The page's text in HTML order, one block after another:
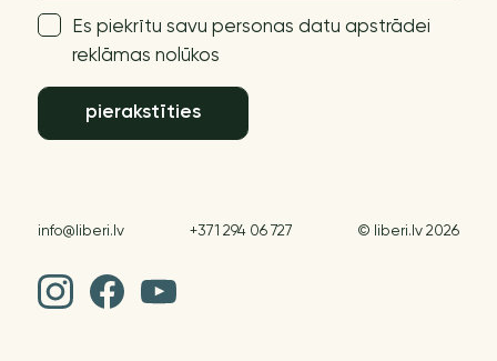
Es piekrītu savu personas datu apstrādei
reklāmas nolūkos
pierakstīties
info@liberi.lv +371 294 06 727 © liberi.lv 2026